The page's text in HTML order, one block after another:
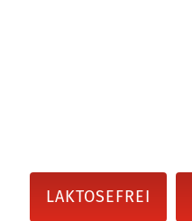
LAKTOSEFREI